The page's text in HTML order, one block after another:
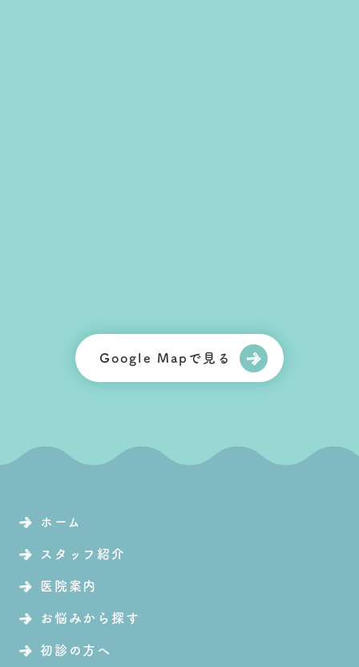
Google Mapで見る
ホーム
スタッフ紹介
医院案内
お悩みから探す
初診の方へ